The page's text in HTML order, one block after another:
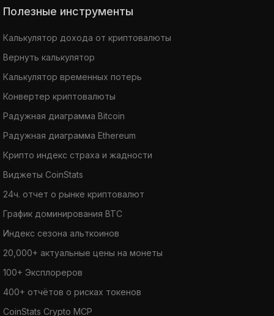
Полезные инструменты
Калькулятор дохода от криптовалюты
Вернуть калькулятор
Калькулятор временных потерь
Конвертер криптовалюты
Радужная диаграмма Bitcoin
Радужная диаграмма Ethereum
Крипто индекс страха и жадности
Виджеты CoinStats
24ч. отчет о рынке криптовалют
График доминирования BTC
Индекс сезона альткоинов
20,000+ актуальные цены на монеты
100+ Эксплореров
400+ отчётов о рисках токенов
CoinStats Crypto MCP